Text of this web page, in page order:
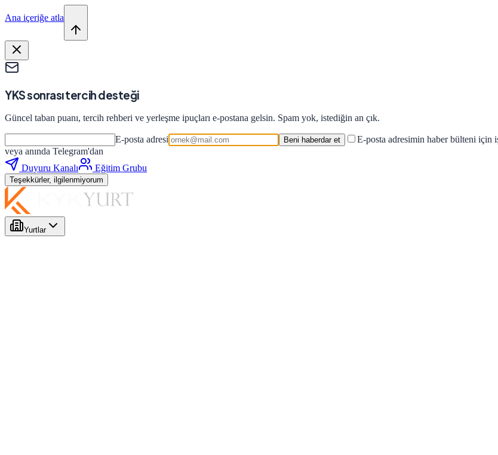
Ana içeriğe atla
YKS sonrası tercih desteği
Güncel taban puanı, tercih rehberi ve yerleşme ipuçları e-postana gelsin. Spam yok, istediğin an çık.
E-posta adresi Beni haberdar et E-posta adresimin haber bülteni için
veya anında Telegram'dan
Duyuru Kanalı
Eğitim Grubu
Teşekkürler, ilgilenmiyorum
Yurtlar